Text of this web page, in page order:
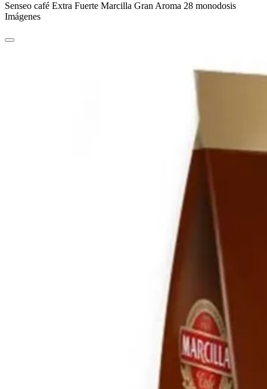
Senseo café Extra Fuerte Marcilla Gran Aroma 28 monodosis
Imágenes